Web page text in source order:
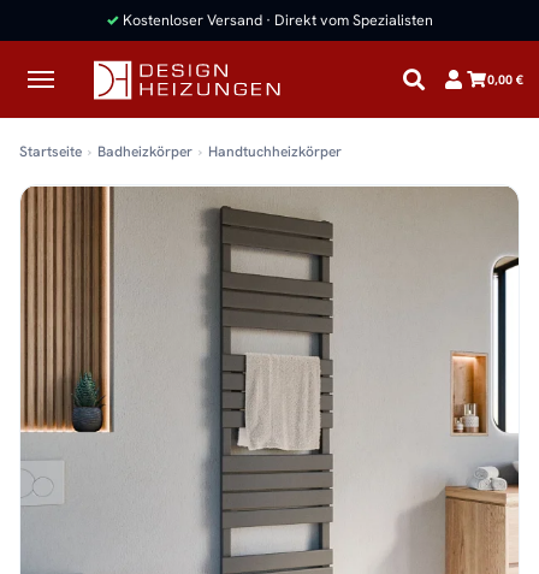
✓ Kostenloser Versand · Direkt vom Spezialisten
0,00 €
Startseite Badheizkörper Handtuchheizkörper